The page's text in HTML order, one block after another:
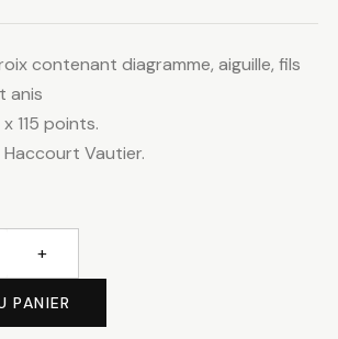
contenant diagramme, aiguille, fils
anis
115 points.
Vautier.
+
PANIER